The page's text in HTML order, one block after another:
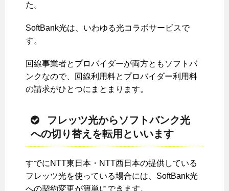
た。
SoftBank光は、いわゆる光コラボサービスで
す。
回線事業者とプロバイダーが両方ともソフトバ
ンクなので、回線利用料とプロバイダー利用料
の請求がひとつにまとまります。
フレッツ光からソフトバンク光
への切り替えを転用といいます
すでにNTT東日本・NTT西日本の提供している
フレッツ光を使っている場合には、SoftBank光
への契約変更が簡単にできます。